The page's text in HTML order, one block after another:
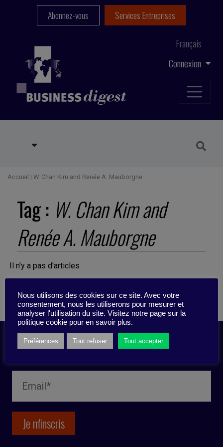
Connexion
Français
Abonnez-vous Services Entreprises
Accueil | W. Chan Kim and Renée A. Mauborgne
Tag : W. Chan Kim and
Renée A. Mauborgne
Il n'y a pas d'articles
Inscription newsletter
Nous utilisons des cookies sur ce site. Avec votre
consentement, nous les utiliserons pour mesurer et
analyser l'utilisation du site. Visitez notre page sur la
politique cookie pour en savoir plus.
Préférences Tout refuser Tout accepter